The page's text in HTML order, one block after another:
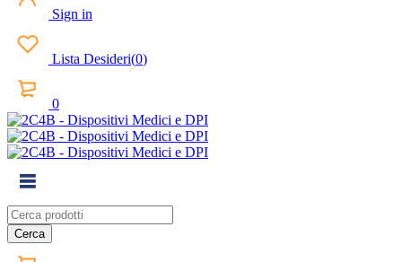
Sign in
Lista Desideri(0)
0